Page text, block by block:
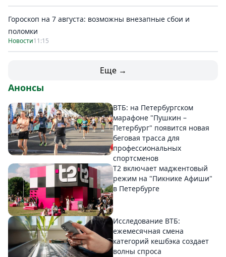
Гороскоп на 7 августа: возможны внезапные сбои и
поломки
Новости11:15
Еще →
Анонсы
ВТБ: на Петербургском
марафоне "Пушкин –
Петербург" появится новая
беговая трасса для
профессиональных
спортсменов
Т2 включает маджентовый
режим на "Пикнике Афиши"
в Петербурге
Исследование ВТБ:
ежемесячная смена
категорий кешбэка создает
волны спроса